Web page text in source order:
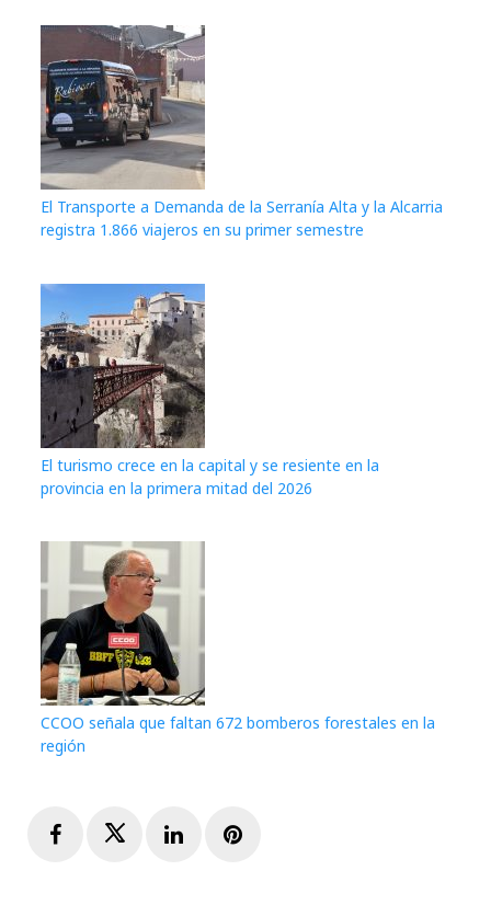
El Transporte a Demanda de la Serranía Alta y la Alcarria
registra 1.866 viajeros en su primer semestre
El turismo crece en la capital y se resiente en la
provincia en la primera mitad del 2026
CCOO señala que faltan 672 bomberos forestales en la
región
FacebookTwitterLinkedInPinterest